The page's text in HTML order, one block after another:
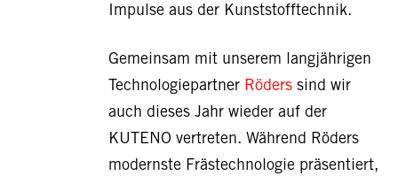
Impulse aus der Kunststofftechnik.
Gemeinsam mit unserem langjährigen
Technologiepartner Röderssind wir
auch dieses Jahr wieder auf der
KUTENO vertreten. Während Röders
modernste Frästechnologie präsentiert,